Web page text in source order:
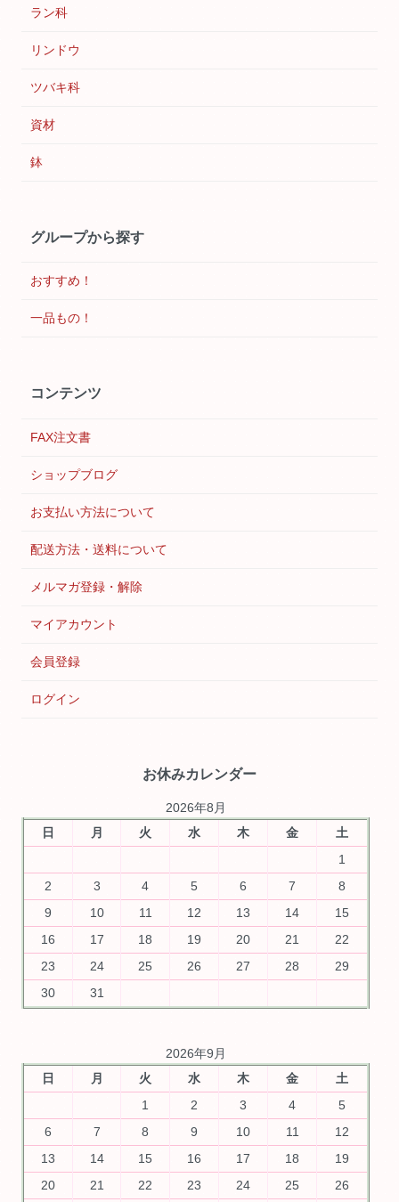
ラン科
リンドウ
ツバキ科
資材
鉢
グループから探す
おすすめ！
一品もの！
コンテンツ
FAX注文書
ショップブログ
お支払い方法について
配送方法・送料について
メルマガ登録・解除
マイアカウント
会員登録
ログイン
お休みカレンダー
2026年8月
日
月 火 水 木 金
土
1
2
3 4 5 6 7
8
9
10 11 12 13 14
15
16
17 18 19 20 21
22
23
24 25 26 27 28
29
30
31
2026年9月
日
月 火 水 木 金
土
1
2 3 4
5
6
7 8 9 10 11
12
13
14 15 16 17 18
19
20
21 22 23 24 25
26